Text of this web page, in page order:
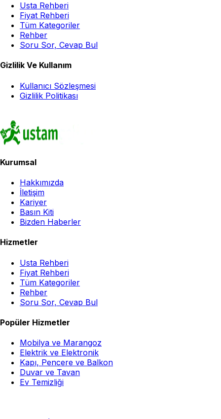
Usta Rehberi
Fiyat Rehberi
Tüm Kategoriler
Rehber
Soru Sor, Cevap Bul
Gizlilik Ve Kullanım
Kullanıcı Sözleşmesi
Gizlilik Politikası
Kurumsal
Hakkımızda
İletişim
Kariyer
Basın Kiti
Bizden Haberler
Hizmetler
Usta Rehberi
Fiyat Rehberi
Tüm Kategoriler
Rehber
Soru Sor, Cevap Bul
Popüler Hizmetler
Mobilya ve Marangoz
Elektrik ve Elektronik
Kapı, Pencere ve Balkon
Duvar ve Tavan
Ev Temizliği